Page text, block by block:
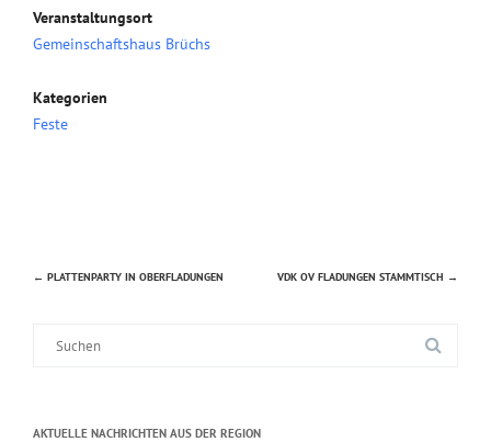
Veranstaltungsort
Gemeinschaftshaus Brüchs
Kategorien
Feste
Beitragsnavigation
← PLATTENPARTY IN OBERFLADUNGEN VDK OV FLADUNGEN STAMMTISCH →
AKTUELLE NACHRICHTEN AUS DER REGION